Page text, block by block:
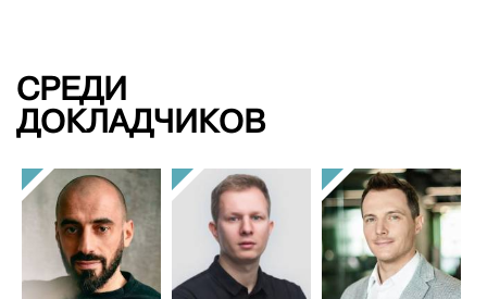
СРЕДИ
ДОКЛАДЧИКОВ